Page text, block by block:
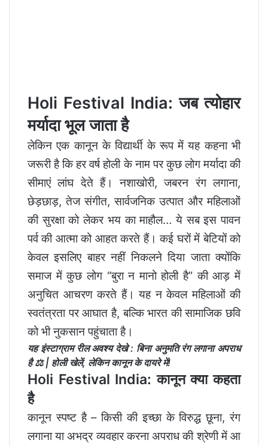
Holi Festival India: जब त्योहार
मर्यादा भूल जाता है
लेकिन एक कानून के विद्यार्थी के रूप में यह कहना भी
जरूरी है कि हर वर्ष होली के नाम पर कुछ लोग मर्यादा की
सीमाएं लांघ देते हैं। नशाखोरी, जबरन रंग लगाना,
छेड़छाड़, तेज संगीत, सार्वजनिक उत्पात और महिलाओं
की सुरक्षा को लेकर भय का माहौल… ये सब इस पावन
पर्व की आत्मा को आहत करते हैं। कई घरों में बेटियों को
केवल इसलिए बाहर नहीं निकलने दिया जाता क्योंकि
समाज में कुछ लोग “बुरा न मानो होली है” की आड़ में
अनुचित आचरण करते हैं। यह न केवल महिलाओं की
स्वतंत्रता पर आघात है, बल्कि भारत की सामाजिक छवि
को भी नुकसान पहुंचाता है।
यह इंस्टाग्राम रील अवश्य देखे : बिना अनुमति रंग लगाना अपराध
है ⚖️ | होली खेलें, लेकिन कानून के दायरे में!
Holi Festival India: कानून क्या कहता
है
कानून स्पष्ट है – किसी की इच्छा के विरुद्ध छूना, रंग
लगाना या अभद्र व्यवहार करना अपराध की श्रेणी में आ